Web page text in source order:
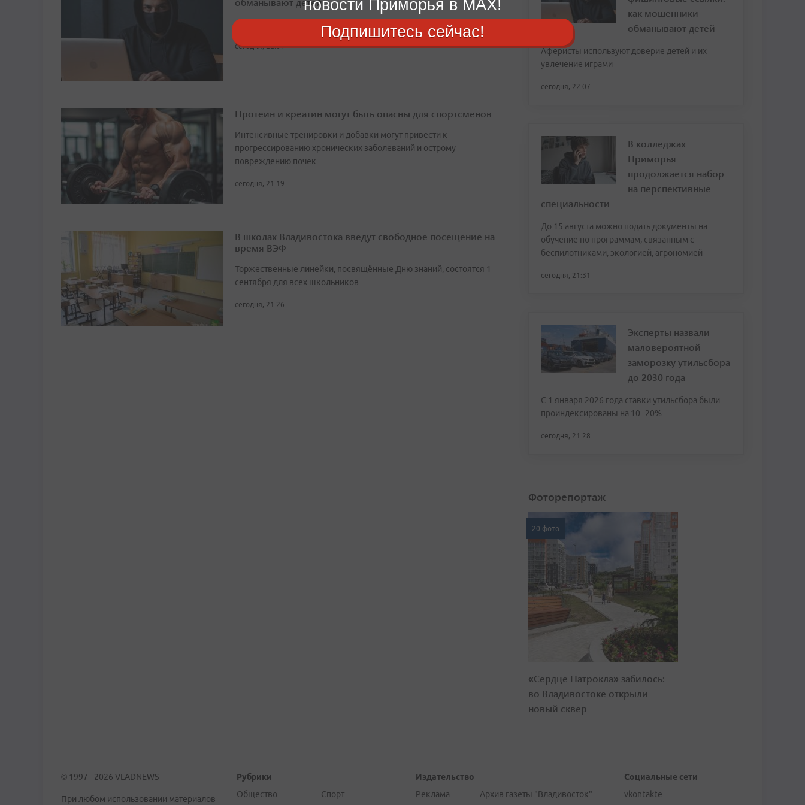
Аферисты используют доверие детей и их увлечение играми
сегодня, 22:07
Протеин и креатин могут быть опасны для спортсменов
Интенсивные тренировки и добавки могут привести к
прогрессированию хронических заболеваний и острому
повреждению почек
сегодня, 21:19
В школах Владивостока введут свободное посещение на
время ВЭФ
Торжественные линейки, посвящённые Дню знаний, состоятся 1
сентября для всех школьников
сегодня, 21:26
как мошенники
обманывают детей
Аферисты используют доверие детей и их
увлечение играми
сегодня, 22:07
В колледжах
Приморья
продолжается набор
на перспективные
специальности
До 15 августа можно подать документы на
обучение по программам, связанным с
беспилотниками, экологией, агрономией
сегодня, 21:31
Эксперты назвали
маловероятной
заморозку утильсбора
до 2030 года
С 1 января 2026 года ставки утильсбора были
проиндексированы на 10–20%
сегодня, 21:28
Фоторепортаж
20 фото
«Сердце Патрокла» забилось:
во Владивостоке открыли
новый сквер
© 1997 - 2026 VLADNEWS
При любом использовании материалов
Рубрики
Общество
Спорт
Издательство
Реклама
Архив газеты "Владивосток"
Социальные сети
vkontakte
новости Приморья в MAX!
Подпишитесь сейчас!